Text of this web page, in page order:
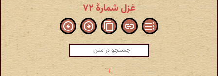
غزل شمارهٔ ۷۲